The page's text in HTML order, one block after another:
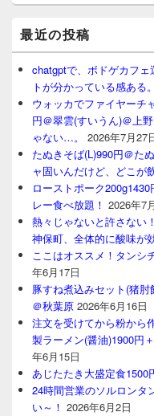
最近の投稿
chatgptで、ボドゲカフ
トが分かっている感ある。
ウォッカでファイヤーチ
円＠翠雲(すいうん)＠上
ゃない…。
2026年7月27
たぬきそば(L)990円＠た
ャ固いんだけど、どこが
ローストポーク
レー食べ放題！ 2026年7
熱々じゃないと許さない
神保町、全体的に酸味が
ここはオススメ！タンシ
年6月17日
豚すね煮込みセット(猪
＠秋葉原 2026年6月16日
注文を受けてから粉から
製ラーメン(醤油)1900円
年6月15日
あじたたき大盛定食1500
24時間営業のソルロンタ
い～！ 2026年6月2日